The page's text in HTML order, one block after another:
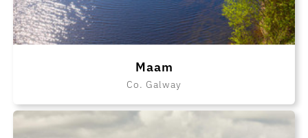
Maam
Co. Galway